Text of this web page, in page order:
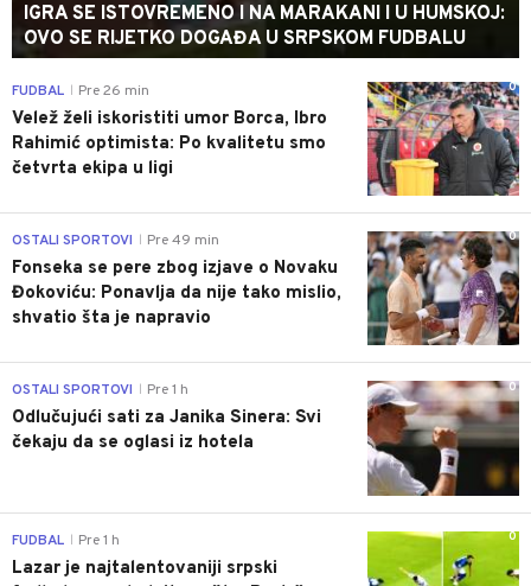
IGRA SE ISTOVREMENO I NA MARAKANI I U HUMSKOJ:
OVO SE RIJETKO DOGAĐA U SRPSKOM FUDBALU
0
FUDBAL Pre 26 min
Velež želi iskoristiti umor Borca, Ibro
Rahimić optimista: Po kvalitetu smo
četvrta ekipa u ligi
0
OSTALI SPORTOVI Pre 49 min
Fonseka se pere zbog izjave o Novaku
Đokoviću: Ponavlja da nije tako mislio,
shvatio šta je napravio
0
OSTALI SPORTOVI Pre 1 h
Odlučujući sati za Janika Sinera: Svi
čekaju da se oglasi iz hotela
0
FUDBAL Pre 1 h
Lazar je najtalentovaniji srpski